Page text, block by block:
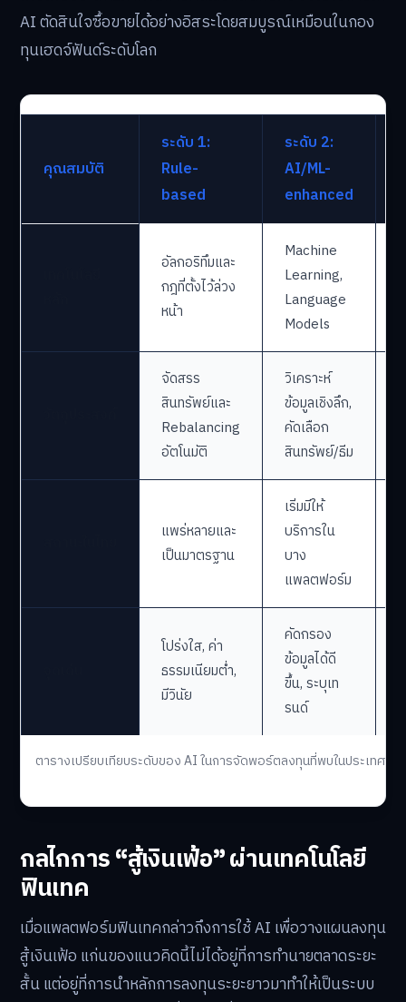
AI ตัดสินใจซื้อขายได้อย่างอิสระโดยสมบูรณ์เหมือนในกอง
ทุนเฮดจ์ฟันด์ระดับโลก
ตารางเปรียบเทียบระดับของ AI ในการจัดพอร์ตลงทุนที่พบในประเทศไทย
คุณสมบัติ
ระดับ 1:
Rule-
based
ระดับ 2:
AI/ML-
enhanced
อัลกอริทึมและ
กฎที่ตั้งไว้ล่วง
หน้า
Machine
Learning,
Language
Models
จัดสรร
สินทรัพย์และ
Rebalancing
อัตโนมัติ
วิเคราะห์
ข้อมูลเชิงลึก,
คัดเลือก
สินทรัพย์/ธีม
แพร่หลายและ
เป็นมาตรฐาน
เริ่มมีให้
บริการใน
บาง
แพลตฟอร์ม
โปร่งใส, ค่า
ธรรมเนียมต่ำ,
มีวินัย
คัดกรอง
ข้อมูลได้ดี
ขึ้น, ระบุเท
รนด์
กลไกการ “สู้เงินเฟ้อ” ผ่านเทคโนโลยี
ฟินเทค
เมื่อแพลตฟอร์มฟินเทคกล่าวถึงการใช้ AI เพื่อวางแผนลงทุน
สู้เงินเฟ้อ แก่นของแนวคิดนี้ไม่ได้อยู่ที่การทำนายตลาดระยะ
สั้น แต่อยู่ที่การนำหลักการลงทุนระยะยาวมาทำให้เป็นระบบ